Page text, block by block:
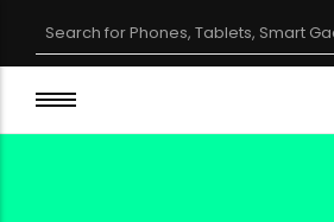
Smartphone Rugged